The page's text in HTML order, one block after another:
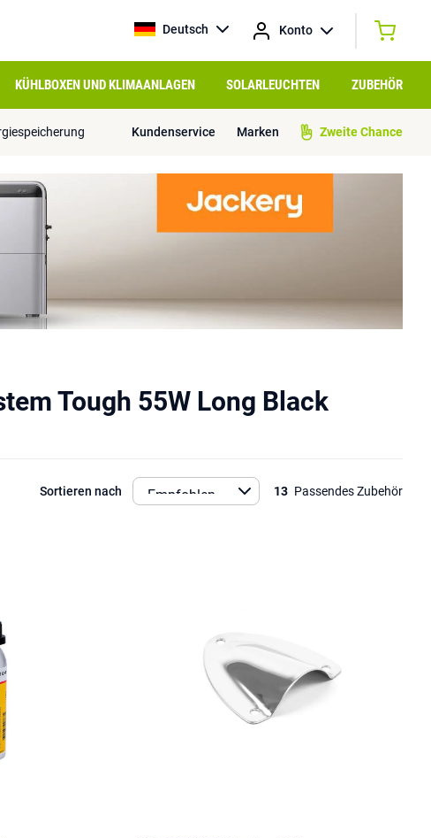
Deutsch Konto
KÜHLBOXEN UND KLIMAANLAGEN SOLARLEUCHTEN ZUBEHÖR
Kundenservice Marken Zweite Chance
Tough 55W Long Black
Sortieren nach 13 Passendes Zubehör